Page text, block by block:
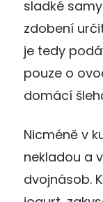
sladké
zdobení
je tedy
pouze o
domácí
Nicméně v
nekladou a
dvojnásob.